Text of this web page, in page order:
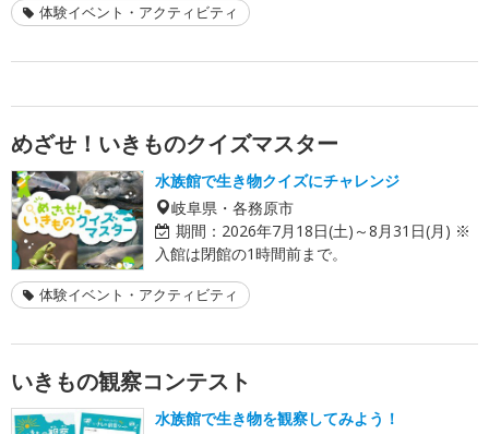
体験イベント・アクティビティ
めざせ！いきものクイズマスター
水族館で生き物クイズにチャレンジ
岐阜県・各務原市
期間： 2026年7月18日(土)～8月31日(月) ※
入館は閉館の1時間前まで。
体験イベント・アクティビティ
いきもの観察コンテスト
水族館で生き物を観察してみよう！